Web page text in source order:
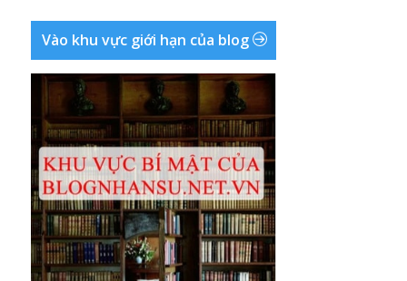
Vào khu vực giới hạn của blog